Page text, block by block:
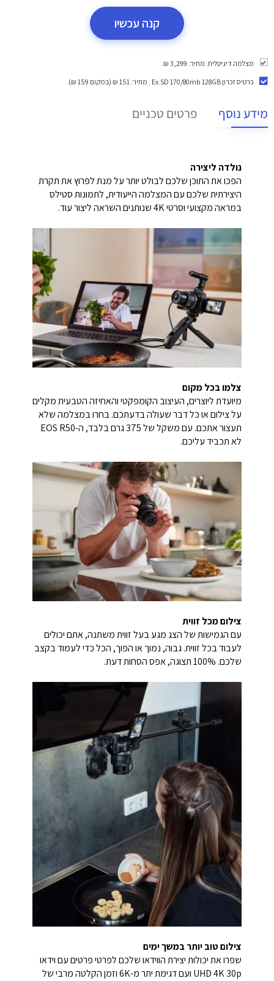
קנה עכשיו
מצלמה דיגיטלית. מחיר: 3,299 ₪.
כרטיס זכרון Ex.SD 170/80mb 128GB
. מחיר: 151 ₪ (במקום 159 ₪).
מידע נוסף פרטים טכניים
נולדה ליצירה
הפכו את התוכן שלכם לבולט יותר על מנת לפרוץ את תקרת
היצירתית שלכם עם המצלמה הייעודית, לתמונות סטילס
במראה מקצועי וסרטי 4K שנותנים השראה ליצור עוד.
צלמו בכל מקום
מיועדת ליוצרים, העיצוב הקומפקטי והאחיזה הטבעית מקלים
על צילום או כל דבר שעולה בדעתכם. בחרו במצלמה שלא
תעצור אתכם. עם משקל של 375 גרם בלבד, ה-EOS R50
לא תכביד עליכם.
צילום מכל זווית
עם הגמישות של הצג מגע בעל זווית משתנה, אתם יכולים
לעבוד בכל זווית. גבוה, נמוך או הפוך, הכל כדי לעמוד בקצב
שלכם. 100% תצוגה, אפס הסחות דעת.
צילום טוב יותר במשך ימים
שפרו את יכולות יצירת הווידאו שלכם לפרטי פרטים עם וידאו
UHD 4K 30p ועם דגימת יתר מ-6K וזמן הקלטה מרבי של